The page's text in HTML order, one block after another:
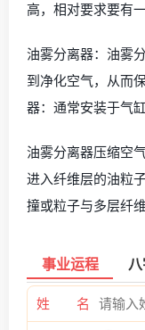
高，相对要求要有
油雾分离器：油雾
到净化空气，从而
器：通常安装于气
油雾分离器压缩空
进入纤维层的油粒
撞或粒子与多层纤
事业运程
姓 名